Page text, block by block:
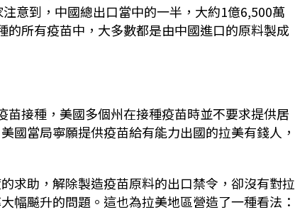
意到，中國總出口當中的一半，大約1億6,500萬
所有疫苗中，大多數都是由中國進口的原料製成
接種，美國多個州在接種疫苗時並不要求提供居
國當局寧願提供疫苗給有能力出國的拉美有錢人，
求助，解除製造疫苗原料的出口禁令，卻沒有對拉
幅飇升的問題。這也為拉美地區營造了一種看法：